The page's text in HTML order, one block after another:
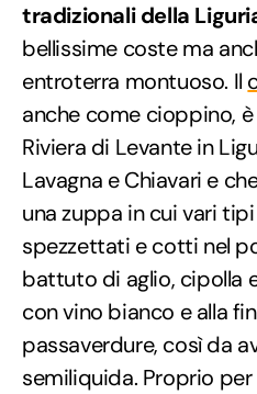
tradizionali della
bellissime coste ma
entroterra montuoso. Il
anche come cioppino,
Riviera di Levante in
Lavagna e Chiavari e
una zuppa in cui vari
spezzettati e cotti nel
battuto di aglio, cipolla
con vino bianco e alla
passaverdure, così da
semiliquida. Proprio